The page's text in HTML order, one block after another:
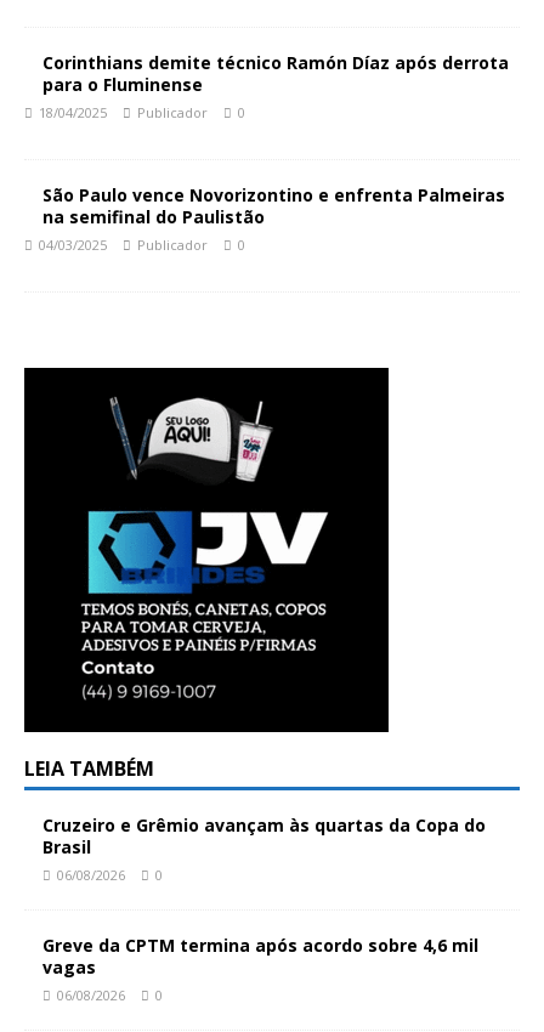
Corinthians demite técnico Ramón Díaz após derrota
para o Fluminense
18/04/2025 Publicador 0
São Paulo vence Novorizontino e enfrenta Palmeiras
na semifinal do Paulistão
04/03/2025 Publicador 0
LEIA TAMBÉM
Cruzeiro e Grêmio avançam às quartas da Copa do
Brasil
06/08/2026 0
Greve da CPTM termina após acordo sobre 4,6 mil
vagas
06/08/2026 0